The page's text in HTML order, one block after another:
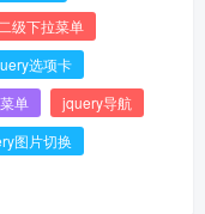
级下拉菜单
选项卡
单
jquery导航
图片切换